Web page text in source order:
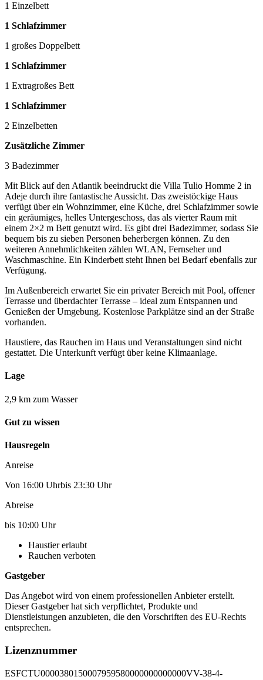
1 Einzelbett
1 Schlafzimmer
1 großes Doppelbett
1 Schlafzimmer
1 Extragroßes Bett
1 Schlafzimmer
2 Einzelbetten
Zusätzliche Zimmer
3 Badezimmer
Mit Blick auf den Atlantik beeindruckt die Villa Tulio Homme 2 in
Adeje durch ihre fantastische Aussicht. Das zweistöckige Haus
verfügt über ein Wohnzimmer, eine Küche, drei Schlafzimmer sowie
ein geräumiges, helles Untergeschoss, das als vierter Raum mit
einem 2×2 m Bett genutzt wird. Es gibt drei Badezimmer, sodass Sie
bequem bis zu sieben Personen beherbergen können. Zu den
weiteren Annehmlichkeiten zählen WLAN, Fernseher und
Waschmaschine. Ein Kinderbett steht Ihnen bei Bedarf ebenfalls zur
Verfügung.
Im Außenbereich erwartet Sie ein privater Bereich mit Pool, offener
Terrasse und überdachter Terrasse – ideal zum Entspannen und
Genießen der Umgebung. Kostenlose Parkplätze sind an der Straße
vorhanden.
Haustiere, das Rauchen im Haus und Veranstaltungen sind nicht
gestattet. Die Unterkunft verfügt über keine Klimaanlage.
Lage
2,9 km zum Wasser
Gut zu wissen
Hausregeln
Anreise
Von 16:00 Uhrbis 23:30 Uhr
Abreise
bis 10:00 Uhr
Haustier erlaubt
Rauchen verboten
Gastgeber
Das Angebot wird von einem professionellen Anbieter erstellt.
Dieser Gastgeber hat sich verpflichtet, Produkte und
Dienstleistungen anzubieten, die den Vorschriften des EU-Rechts
entsprechen.
Lizenznummer
ESFCTU0000380150007959580000000000000VV-38-4-